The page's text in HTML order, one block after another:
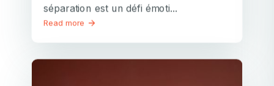
séparation est un défi émoti...
Read more